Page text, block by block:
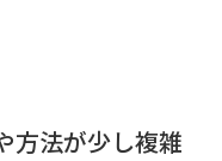
方法が少し複雑